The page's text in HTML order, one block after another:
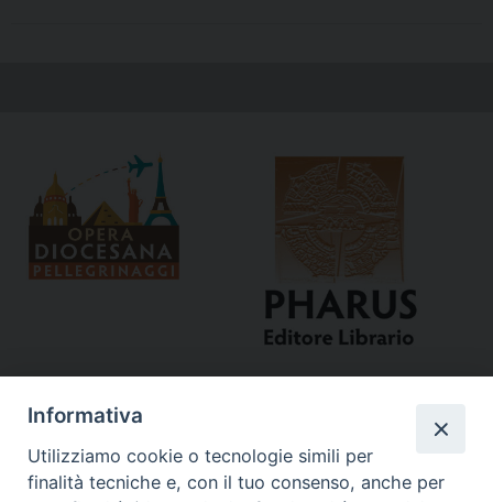
Informativa
Utilizziamo cookie o tecnologie simili per
finalità tecniche e, con il tuo consenso, anche per